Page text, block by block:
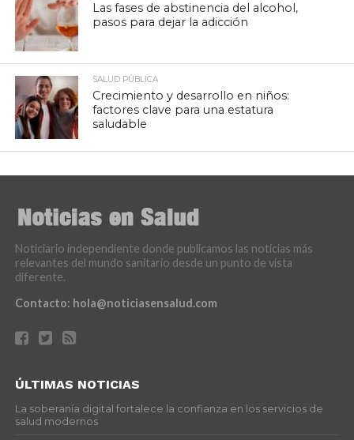
Las fases de abstinencia del alcohol,
pasos para dejar la adicción
SALUD PÚBLICA
Crecimiento y desarrollo en niños:
factores clave para una estatura
saludable
Noticiario independiente donde publicamos las noticias más
relevantes del mundo sanitario desde un punto de vista
diferente.
Contacto: hola@noticiasensalud.com
ÚLTIMAS NOTICIAS
La soberanía digital fortalece la confianza en los servicios de
salud modernos